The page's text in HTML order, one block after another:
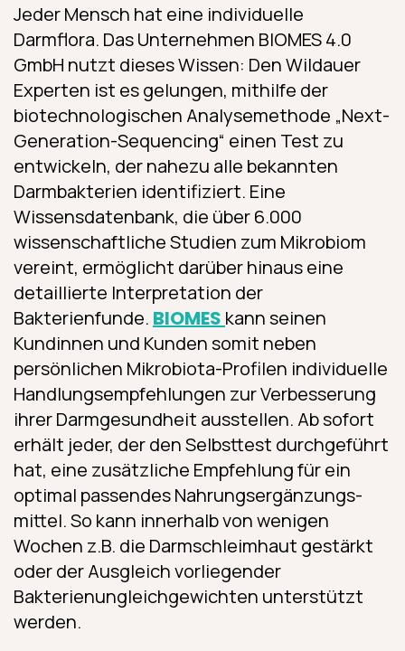
Jeder Mensch hat eine individuelle
Darmflora. Das Unternehmen BIOMES 4.0
GmbH nutzt dieses Wissen: Den Wildauer
Experten ist es gelungen, mithilfe der
biotechnologischen Analysemethode „Next-
Generation-Sequencing“ einen Test zu
entwickeln, der nahezu alle bekannten
Darmbakterien identifiziert. Eine
Wissensdatenbank, die über 6.000
wissenschaftliche Studien zum Mikrobiom
vereint, ermöglicht darüber hinaus eine
detaillierte Interpretation der
Bakterienfunde. BIOMES kann seinen
Kundinnen und Kunden somit neben
persönlichen Mikrobiota-Profilen individuelle
Handlungsempfehlungen zur Verbesserung
ihrer Darmgesundheit ausstellen. Ab sofort
erhält jeder, der den Selbsttest durchgeführt
hat, eine zusätzliche Empfehlung für ein
optimal passendes Nahrungs­ergänzungs­
mittel. So kann innerhalb von wenigen
Wochen z.B. die Darmschleimhaut gestärkt
oder der Ausgleich vorliegender
Bakterienungleichgewichten unterstützt
werden.